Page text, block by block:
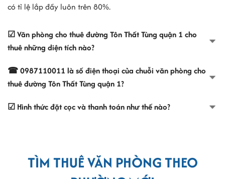
có tỉ lệ lắp đầy luôn trên 80%.
☑ Văn phòng cho thuê đường Tôn Thất Tùng quận 1 cho
thuê những diện tích nào?
☎ 0987110011 là số điện thoại của chuỗi văn phòng cho
thuê đường Tôn Thất Tùng quận 1?
☑ Hình thức đặt cọc và thanh toán như thế nào?
TÌM THUÊ VĂN PHÒNG THEO